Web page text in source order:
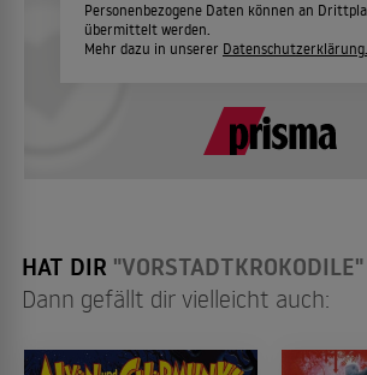
Personenbezogene Daten können an
übermittelt werden.
Mehr dazu in unserer Datenschutzerklärung.
HAT DIR "VORSTADTKROKODILE"
Dann gefällt dir vielleicht auch: